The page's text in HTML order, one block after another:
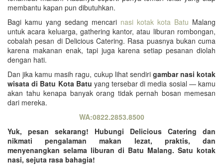
membantu kapan pun dibutuhkan.
Bagi kamu yang sedang mencari nasi kotak kota Batu Malang
untuk acara keluarga, gathering kantor, atau liburan rombongan,
cobalah pesan di Delicious Catering. Rasa puasnya bukan cuma
karena makanan enak, tapi juga karena setiap pesanan diolah
dengan hati.
Dan jika kamu masih ragu, cukup lihat sendiri gambar nasi kotak
wisata di Batu Kota Batu yang tersebar di media sosial — kamu
akan tahu kenapa banyak orang tidak pernah bosan memesan
dari mereka.
WA:0822.2853.8500
Yuk, pesan sekarang! Hubungi Delicious Catering dan
nikmati pengalaman makan lezat, praktis, dan
menyenangkan selama liburan di Batu Malang. Satu kotak
nasi, sejuta rasa bahagia!